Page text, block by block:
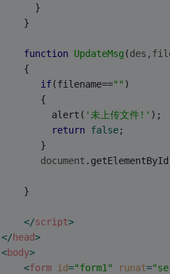
      }
    }
function UpdateMsg (
    {
if(filename=="" )
       {
         alert(
'未上传文件!' );
return false;
       }
document
    }
</script>
</head>
<body>
<form id="form1" runat=